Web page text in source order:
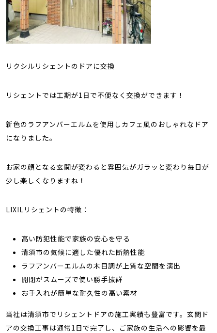
リクシルリシェントのドアに交換
リシェントでは工期が1日で不便なく交換ができます！
新色のラフアンバーエルムを使用しカフェ風のおしゃれなドア
になりました。
お家の顔となる玄関が変わると雰囲気がガラッと変わり毎日が
少し楽しくなりますね！
LIXILリシェントの特徴：
高い防犯性能で家族の安心を守る
清須市の気候に適した優れた断熱性能
ラフアンバーエルムの木目調が上質な空間を演出
開閉がスムーズで使い勝手抜群
お手入れが簡単な耐久性の高い素材
当社は清須市でリシェントドアの施工実績も豊富です。玄関ド
アの交換工事は通常1日で完了し、ご家族の生活への影響を最